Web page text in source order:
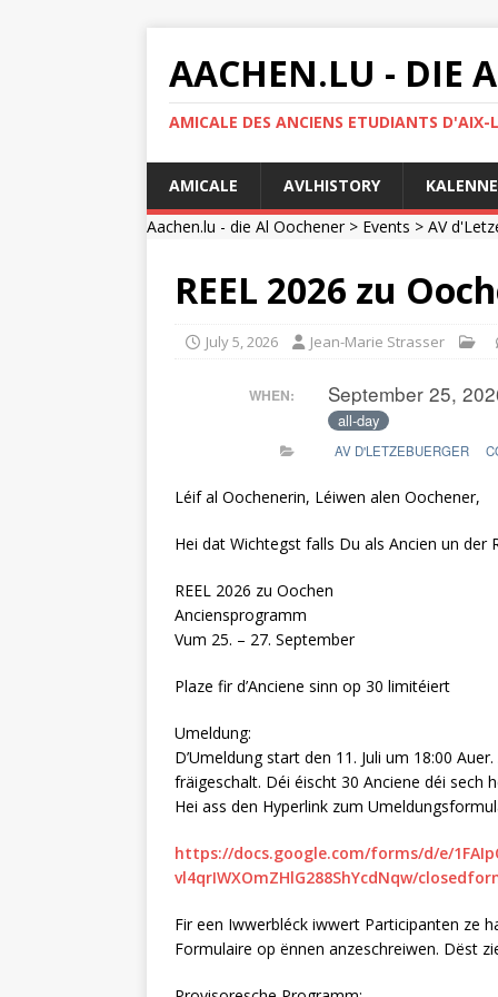
AACHEN.LU - DIE
AMICALE DES ANCIENS ETUDIANTS D'AIX-
AMICALE AVLHISTORY
Aachen.lu - die Al Oochener> Events > AV
REEL 2026 zu
July 5, 2026 Jean-Marie Strasser
WHEN: September 25,
all-day
AV D'LETZEBUERGER
Léif al Oochenerin, Léiwen alen Oochener,
Hei dat Wichtegst falls Du als Ancien un der
REEL 2026 zu Oochen
Anciensprogramm
Vum 25. – 27. September
Plaze fir d’Anciene sinn op 30 limitéiert
Umeldung:
D’Umeldung start den 11. Juli um 18:00
fräigeschalt. Déi éischt 30 Anciene déi sech
Hei ass den Hyperlink zum
https://docs.google.com/forms/d/e/
vl4qrIWXOmZHlG288ShYcdNqw/
Fir een Iwwerbléck iwwert Participanten ze
Formulaire op ënnen anzeschreiwen. Dëst